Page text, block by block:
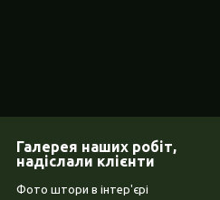
Галерея наших робіт,
надіслали клієнти
Фото штори в інтер'єрі